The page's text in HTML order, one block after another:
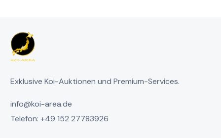
Exklusive Koi-Auktionen und Premium-Services.
info@koi-area.de
Telefon: +49 152 27783926